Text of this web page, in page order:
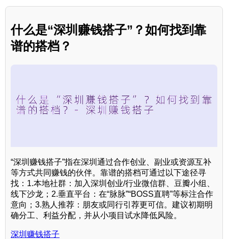
什么是“深圳赚钱搭子”？如何找到靠
谱的搭档？
“深圳赚钱搭子”指在深圳通过合作创业、副业或资源互补
等方式共同赚钱的伙伴。靠谱的搭档可通过以下途径寻
找：1.本地社群：加入深圳创业/行业微信群、豆瓣小组、
线下沙龙；2.垂直平台：在“脉脉”“BOSS直聘”等标注合作
意向；3.熟人推荐：朋友或同行引荐更可信。建议初期明
确分工、利益分配，并从小项目试水降低风险。
深圳赚钱搭子